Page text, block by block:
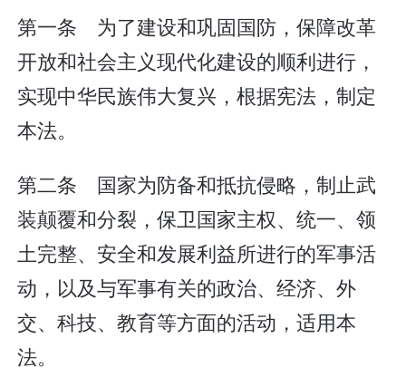
第一条 为了建设和巩固国防，保障改革
开放和社会主义现代化建设的顺利进行，
实现中华民族伟大复兴，根据宪法，制定
本法。
第二条 国家为防备和抵抗侵略，制止武
装颠覆和分裂，保卫国家主权、统一、领
土完整、安全和发展利益所进行的军事活
动，以及与军事有关的政治、经济、外
交、科技、教育等方面的活动，适用本
法。